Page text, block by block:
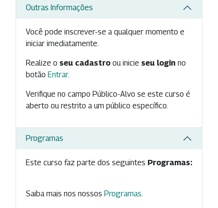
Outras Informações
Você pode inscrever-se a qualquer momento e
iniciar imediatamente.
Realize o seu cadastro ou inicie seu login no
botão Entrar.
Verifique no campo Público-Alvo se este curso é
aberto ou restrito a um público específico.
Programas
Este curso faz parte dos seguintes Programas:
Saiba mais nos nossos Programas